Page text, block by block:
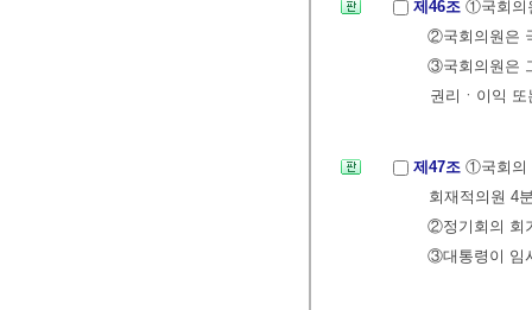
제46조 ①국회의
②국회의원은
③국회의원은
권리ㆍ이익
제47조 ①국회의
회재적의원 4
②정기회의 회
③대통령이 임